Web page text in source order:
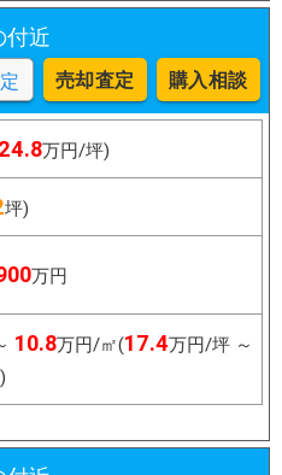
付近
売却査定 購入相談
万円/坪)
坪)
万円
10.8万円/㎡(17.4万円/坪 ～